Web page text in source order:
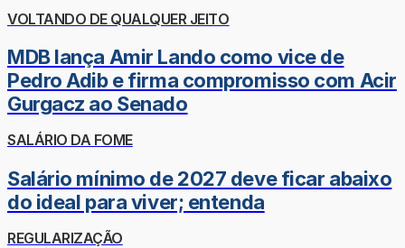
VOLTANDO DE QUALQUER JEITO
MDB lança Amir Lando como vice de
Pedro Adib e firma compromisso com Acir
Gurgacz ao Senado
SALÁRIO DA FOME
Salário mínimo de 2027 deve ficar abaixo
do ideal para viver; entenda
REGULARIZAÇÃO